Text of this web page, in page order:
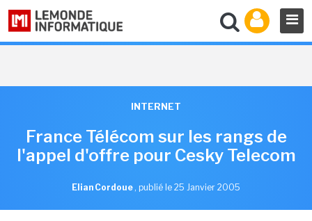
INTERNET
France Télécom sur les rangs de
l'appel d'offre pour Cesky Telecom
Elian Cordoue , publié le 25 Janvier 2005